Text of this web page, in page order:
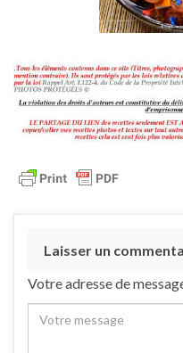
Laisser un
Votre adresse de